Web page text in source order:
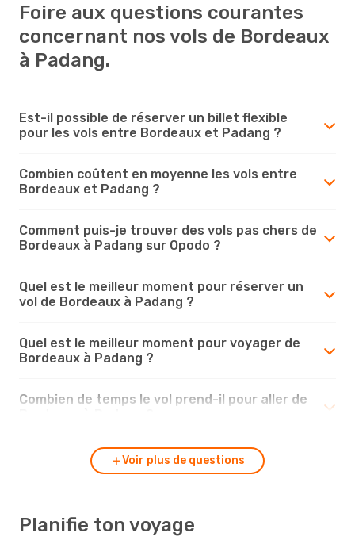
Foire aux questions courantes
concernant nos vols de Bordeaux
à Padang.
Est-il possible de réserver un billet flexible
pour les vols entre Bordeaux et Padang ?
Combien coûtent en moyenne les vols entre
Bordeaux et Padang ?
Comment puis-je trouver des vols pas chers de
Bordeaux à Padang sur Opodo ?
Quel est le meilleur moment pour réserver un
vol de Bordeaux à Padang ?
Quel est le meilleur moment pour voyager de
Bordeaux à Padang ?
Combien de temps le vol prend-il pour aller de
Voir plus de questions
Planifie ton voyage